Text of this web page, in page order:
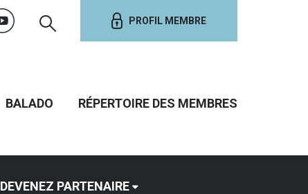
PROFIL MEMBRE
BALADO RÉPERTOIRE DES MEMBRES
DEVENEZ PARTENAIRE